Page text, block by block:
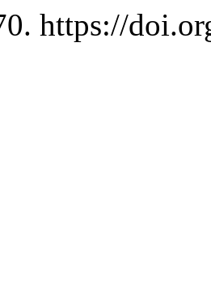
https://